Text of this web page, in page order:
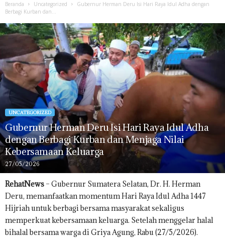
Beranda Uncategorized
Gubernur Herman Deru Isi Hari Raya Idul Adha dengan
Berbagi Kurban dan...
UNCATEGORIZED
Gubernur Herman Deru Isi Hari Raya Idul Adha
dengan Berbagi Kurban dan Menjaga Nilai
Kebersamaan Keluarga
27/05/2026
RehatNews – Gubernur Sumatera Selatan, Dr. H. Herman
Deru, memanfaatkan momentum Hari Raya Idul Adha 1447
Hijriah untuk berbagi bersama masyarakat sekaligus
memperkuat kebersamaan keluarga. Setelah menggelar halal
bihalal bersama warga di Griya Agung, Rabu (27/5/2026).